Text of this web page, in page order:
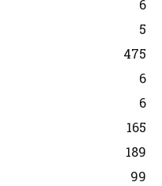
6
5
475
6
6
165
189
99